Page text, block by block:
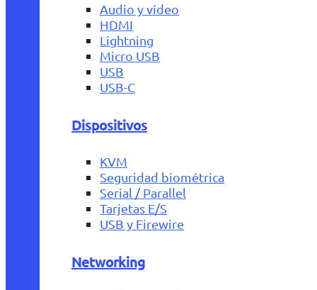
Audio y vídeo
HDMI
Lightning
Micro USB
USB
USB-C
Dispositivos
KVM
Seguridad biométrica
Serial / Parallel
Tarjetas E/S
USB y Firewire
Networking